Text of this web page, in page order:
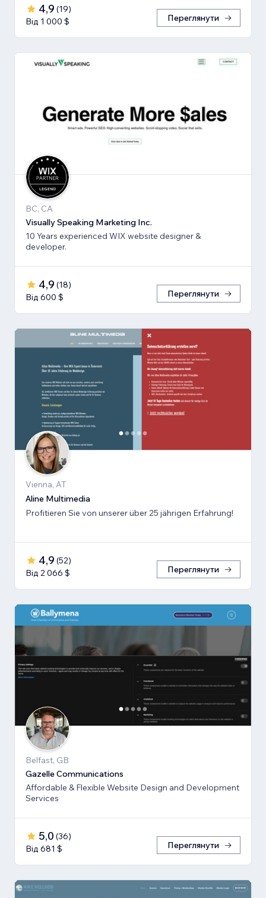
4,9 (19)
Від 1 000 $
Переглянути
BC, CA
Visually Speaking Marketing Inc.
10 Years experienced WIX website designer &
developer.
4,9 (18)
Від 600 $
Переглянути
Vienna, AT
Aline Multimedia
Profitieren Sie von unserer über 25 jährigen Erfahrung!
4,9 (52)
Від 2 066 $
Переглянути
Belfast, GB
Gazelle Communications
Affordable & Flexible Website Design and Development
Services
5,0 (36)
Від 681 $
Переглянути